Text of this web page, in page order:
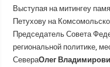
Выступая на митингеу
Петухову на
Председатель Совета
региональной политике,
СевераОлег